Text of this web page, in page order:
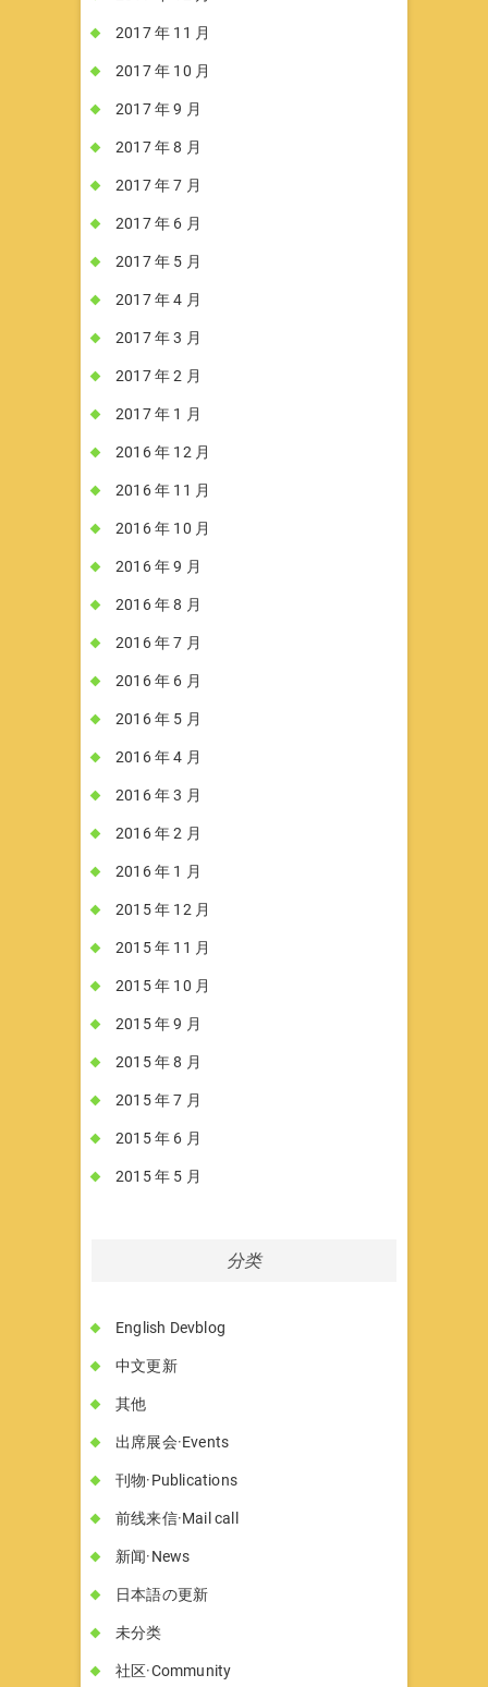
2017 年 11 月
2017 年 10 月
2017 年 9 月
2017 年 8 月
2017 年 7 月
2017 年 6 月
2017 年 5 月
2017 年 4 月
2017 年 3 月
2017 年 2 月
2017 年 1 月
2016 年 12 月
2016 年 11 月
2016 年 10 月
2016 年 9 月
2016 年 8 月
2016 年 7 月
2016 年 6 月
2016 年 5 月
2016 年 4 月
2016 年 3 月
2016 年 2 月
2016 年 1 月
2015 年 12 月
2015 年 11 月
2015 年 10 月
2015 年 9 月
2015 年 8 月
2015 年 7 月
2015 年 6 月
2015 年 5 月
分类
English Devblog
中文更新
其他
出席展会·Events
刊物·Publications
前线来信·Mail call
新闻·News
日本語の更新
未分类
社区·Community